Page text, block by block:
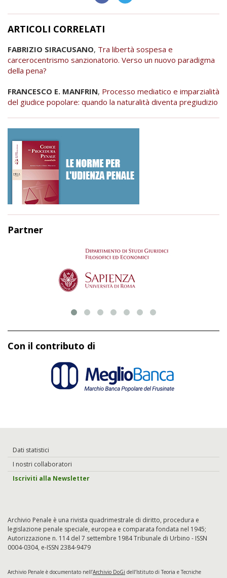
ARTICOLI CORRELATI
FABRIZIO SIRACUSANO, Tra libertà sospesa e
carcerocentrismo sanzionatorio. Verso un nuovo paradigma
della pena?
FRANCESCO E. MANFRIN, Processo mediatico e imparzialità
del giudice popolare: quando la naturalità diventa pregiudizio
Partner
Con il contributo di
Dati statistici
I nostri collaboratori
Iscriviti alla Newsletter
Archivio Penale è una rivista quadrimestrale di diritto, procedura e
legislazione penale speciale, europea e comparata fondata nel 1945;
Autorizzazione n. 114 del 7 settembre 1984 Tribunale di Urbino - ISSN
0004-0304, e-ISSN 2384-9479
Archivio Penale è documentato nell’Archivio DoGi dell’Istituto di Teoria e Tecniche